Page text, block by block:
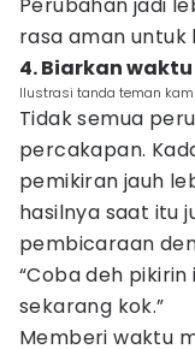
rasa aman
4. Biarkan
Ilustrasi tanda teman
Tidak semua
percakapan.
pemikiran jauh
hasilnya saat itu
pembicaraan
“Coba deh
sekarang kok.”
Memberi waktu